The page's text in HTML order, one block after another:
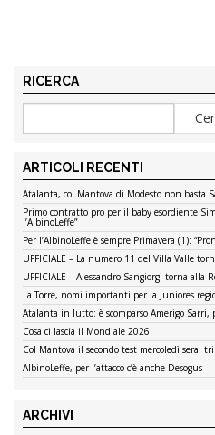
RICERCA
ARTICOLI RECENTI
Atalanta, col Mantova di Modesto non basta
Primo contratto pro per il baby esordiente
l’AlbinoLeffe”
Per l’AlbinoLeffe è sempre Primavera (1):
UFFICIALE – La numero 11 del Villa Valle
UFFICIALE – Alessandro Sangiorgi torna alla
La Torre, nomi importanti per la Juniores
Atalanta in lutto: è scomparso Amerigo
Cosa ci lascia il Mondiale 2026
Col Mantova il secondo test mercoledì sera:
AlbinoLeffe, per l’attacco c’è anche Desogus
ARCHIVI